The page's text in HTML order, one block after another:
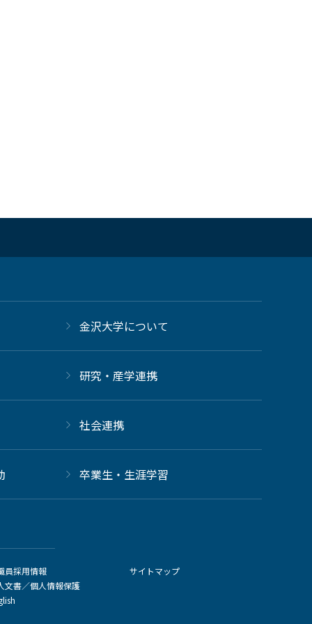
金沢大学について
研究・産学連携
社会連携
卒業生・生涯学習
員採用情報
文書／個人情報保護
サイトマップ